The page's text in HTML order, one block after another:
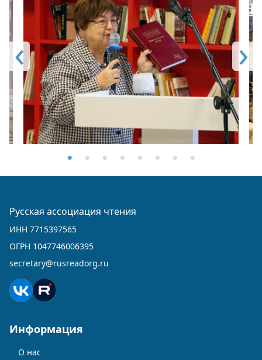
Русская ассоциация чтения
ИНН 7715397565
ОГРН 1047746006395
secretary@rusreadorg.ru
Информация
О нас